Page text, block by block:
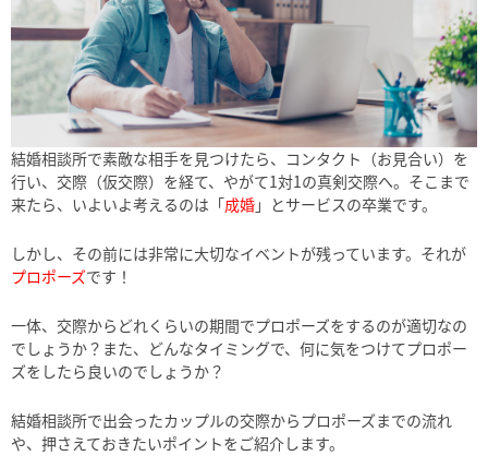
結婚相談所で素敵な相手を見つけたら、コンタクト（お見合い）を
行い、交際（仮交際）を経て、やがて1対1の真剣交際へ。そこまで
来たら、いよいよ考えるのは「成婚」とサービスの卒業です。
しかし、その前には非常に大切なイベントが残っています。それが
プロポーズです！
一体、交際からどれくらいの期間でプロポーズをするのが適切なの
でしょうか？また、どんなタイミングで、何に気をつけてプロポー
ズをしたら良いのでしょうか？
結婚相談所で出会ったカップルの交際からプロポーズまでの流れ
や、押さえておきたいポイントをご紹介します。